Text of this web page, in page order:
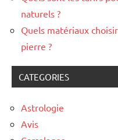
naturels ?
Quels matériaux
pierre ?
CATEGORIES
Astrologie
Avis